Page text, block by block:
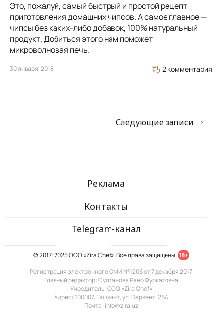
Это, пожалуй, самый быстрый и простой рецепт
приготовления домашних чипсов. А самое главное —
чипсы без каких-либо добавок, 100% натуральный
продукт. Добиться этого нам поможет
микроволновая печь.
30 января, 2018 2 комментария
Следующие записи
Реклама
Контакты
Telegram-канал
© 2017-2025 ООО «Zira Chef». Все права защищены. 18+
Регистрация электронного СМИ №1206 от 7 декабря 2017
Главный редактор: Султанова Рано Фуркатовна
Учредитель: ООО «Zira Chef»
Адрес: 100007, Ташкент, ул. Паркент, 26А
Почта: info@zira.uz